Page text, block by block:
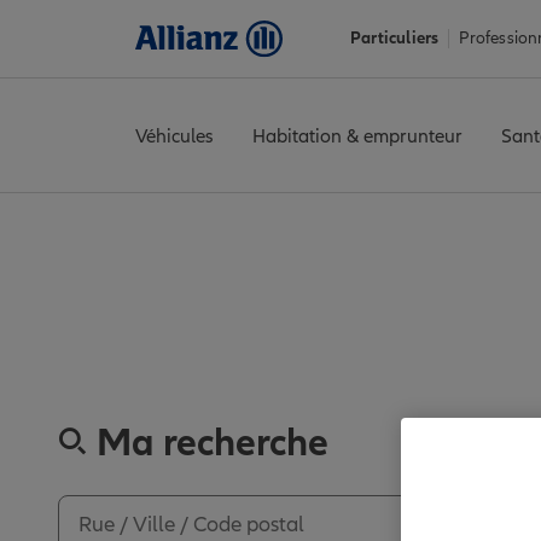
Particuliers
Véhicules Habitation & emprunteur
Ma recherche